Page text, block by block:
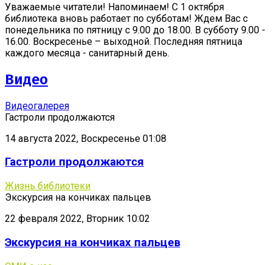
Уважаемые читатели! Напоминаем! С 1 октября
библиотека вновь работает по субботам! Ждем Вас с
понедельника по пятницу с 9.00 до 18.00. В субботу 9.00 -
16.00. Воскресенье – выходной. Последняя пятница
каждого месяца - санитарный день.
Видео
Видеогалерея
Гастроли продолжаются
14 августа 2022, Воскресенье 01:08
Гастроли продолжаются
Жизнь библиотеки
Экскурсия на кончиках пальцев
22 февраля 2022, Вторник 10:02
Экскурсия на кончиках пальцев